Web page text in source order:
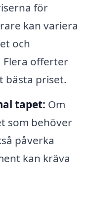
för
kan variera
och
offerter
bästa priset.
tapet: Om
som behöver
påverka
kan kräva